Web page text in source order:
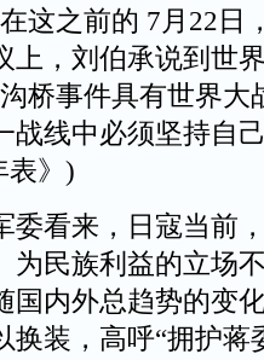
这之前的 7月22日
上，刘伯承说到世
桥事件具有世界
战线中必须坚持自
表》)
看来，日寇当前
为民族利益的立场
国内外总趋势的变
换装，高呼“拥护蒋